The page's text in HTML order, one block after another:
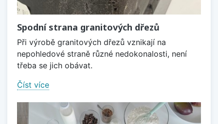
Spodní strana granitových dřezů
Při výrobě granitových dřezů vznikají na
nepohledové straně různé nedokonalosti, není
třeba se jich obávat.
Číst více